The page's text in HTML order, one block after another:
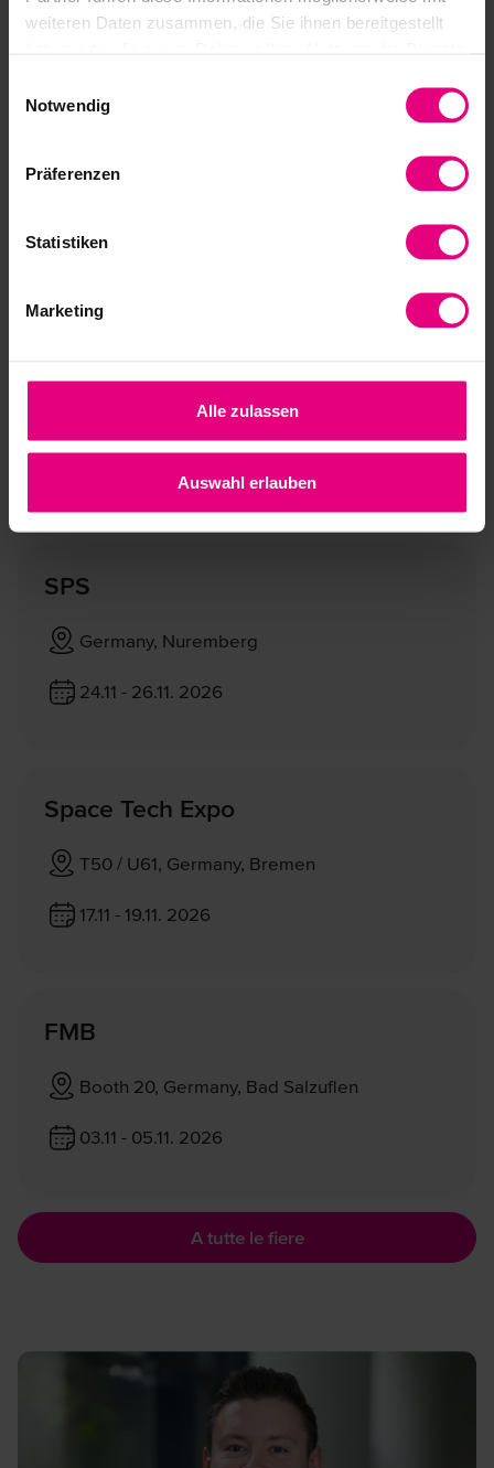
weiteren Daten zusammen, die Sie ihnen bereitgestellt
Notwendig
Präferenzen
Statistiken
Marketing
Alle zulassen
Auswahl erlauben
sui social media
Messen
SPS
Germany, Nuremberg
24.11 - 26.11. 2026
Space Tech Expo
T50 / U61, Germany, Bremen
17.11 - 19.11. 2026
FMB
Booth 20, Germany, Bad Salzuflen
03.11 - 05.11. 2026
A tutte le fiere